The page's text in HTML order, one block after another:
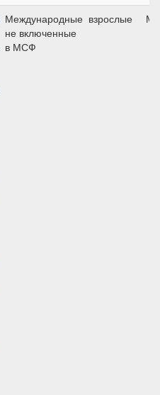
Международные
не включенные
в МСФ
взрослые